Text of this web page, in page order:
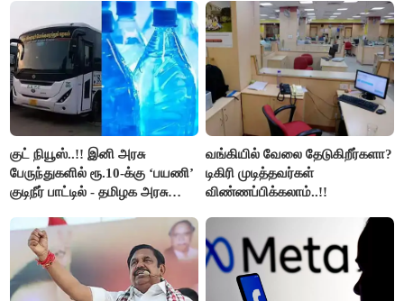
குட் நியூஸ்..!! இனி அரசு
பேருந்துகளில் ரூ.10-க்கு ‘பயணி’
குடிநீர் பாட்டில் - தமிழக அரசு
வங்கியில் வேலை தேடுகிறீர்களா?
டிகிரி முடித்தவர்கள்
விண்ணப்பிக்கலாம்..!!